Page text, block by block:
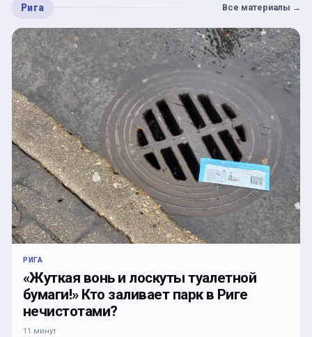
Рига Все материалы →
РИГА
«Жуткая вонь и лоскуты туалетной
бумаги!» Кто заливает парк в Риге
нечистотами?
11 минут